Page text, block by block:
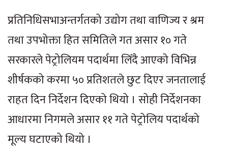
प्रतिनिधिसभाअन्तर्गतको उद्योग तथा वाणिज्य र श्रम
तथा उपभोक्ता हित समितिले गत असार १० गते
सरकारले पेट्रोलियम पदार्थमा लिँदै आएको विभिन्न
शीर्षकको करमा ५० प्रतिशतले छुट दिएर जनतालाई
राहत दिन निर्देशन दिएको थियो । सोही निर्देशनका
आधारमा निगमले असार ११ गते पेट्रोलिय पदार्थको
मूल्य घटाएको थियो ।